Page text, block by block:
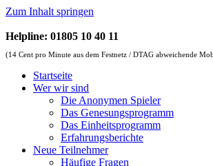
Zum Inhalt springen
Helpline: 01805 10 40 11
(14 Cent pro Minute aus dem Festnetz / DTAG abweichende
Startseite
Wer wir sind
Die Anonymen Spieler
Das Genesungsprogramm
Das Einheitsprogramm
Erfahrungsberichte
Neue Teilnehmer
Häufige Fragen